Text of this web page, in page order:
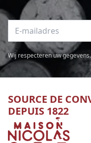
E-mailadres
Wij respecteren uw gegevens.
SOURCE DE
DEPUIS 1822
Nicolas